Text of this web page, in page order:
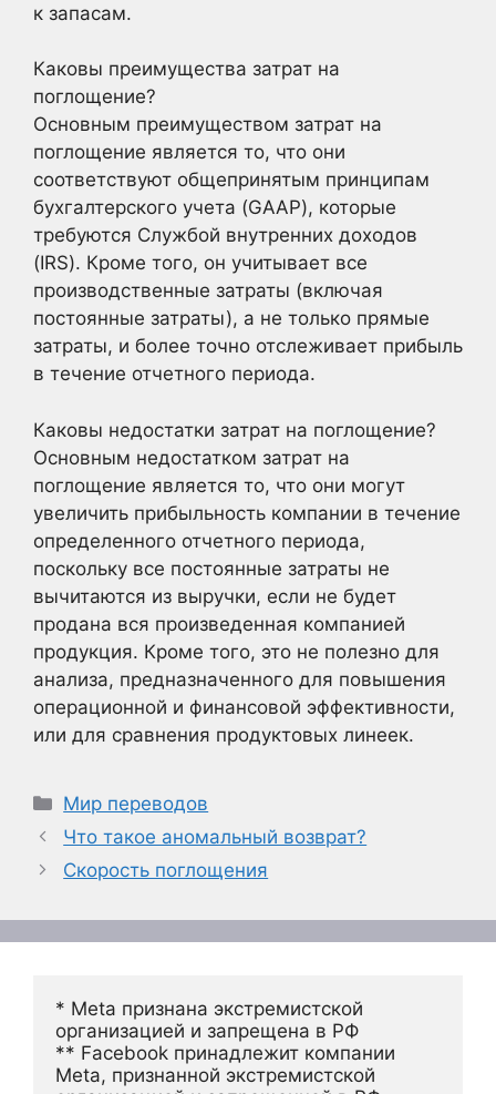
к запасам.
Каковы преимущества затрат на
поглощение?
Основным преимуществом затрат на
поглощение является то, что они
соответствуют общепринятым принципам
бухгалтерского учета (GAAP), которые
требуются Службой внутренних доходов
(IRS). Кроме того, он учитывает все
производственные затраты (включая
постоянные затраты), а не только прямые
затраты, и более точно отслеживает прибыль
в течение отчетного периода.
Каковы недостатки затрат на поглощение?
Основным недостатком затрат на
поглощение является то, что они могут
увеличить прибыльность компании в течение
определенного отчетного периода,
поскольку все постоянные затраты не
вычитаются из выручки, если не будет
продана вся произведенная компанией
продукция. Кроме того, это не полезно для
анализа, предназначенного для повышения
операционной и финансовой эффективности,
или для сравнения продуктовых линеек.
Рубрики
Мир переводов
Что такое аномальный возврат?
Скорость поглощения
* Meta признана экстремистской
организацией и запрещена в РФ
** Facebook принадлежит компании
Meta, признанной экстремистской